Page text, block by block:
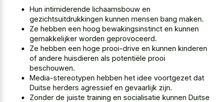
Hun intimiderende lichaamsbouw en
gezichtsuitdrukkingen kunnen mensen bang maken.
Ze hebben een hoog bewakingsinstinct en kunnen
gemakkelijker worden geprovoceerd.
Ze hebben een hoge prooi-drive en kunnen kinderen
of andere huisdieren als potentiële prooi
beschouwen.
Media-stereotypen hebben het idee voortgezet dat
Duitse herders agressief en gevaarlijk zijn.
Zonder de juiste training en socialisatie kunnen Duitse